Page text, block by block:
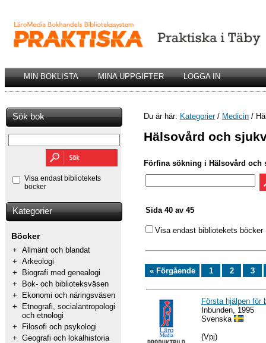
MIN BOKLISTA MINA UPPGIFTER LOGGA IN
Sök bok
Visa endast bibliotekets
böcker
Kategorier
Böcker
+ Allmänt och blandat
+ Arkeologi
+
Biografi med genealogi
+
Bok- och biblioteksväsen
+
Ekonomi och näringsväsen
+
Etnografi, socialantropologi
och etnologi
+
Filosofi och psykologi
+ Geografi och lokalhistoria
Du är här: Kategorier/ Medicin /
Hälsovård och
Förfina sökning i Hälsovård och
Sida 40 av 45
Visa endast bibliotekets böcker
« Förgående 1 2 3
Första hjälpen för
Inbunden, 1995
Svenska
(Vpj)